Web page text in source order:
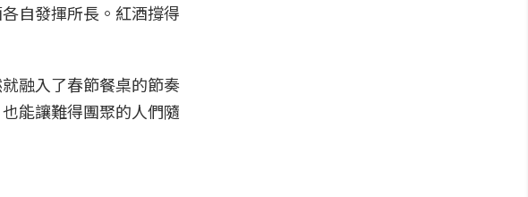
自發揮所長。紅酒撐得
融入了春節餐桌的節奏
能讓難得團聚的人們隨